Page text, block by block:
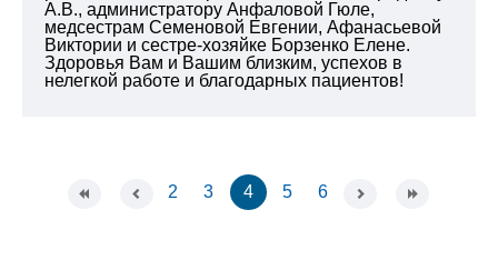
А.В., администратору Анфаловой Гюле,
медсестрам Семеновой Евгении, Афанасьевой
Виктории и сестре-хозяйке Борзенко Елене.
Здоровья Вам и Вашим близким, успехов в
нелегкой работе и благодарных пациентов!
2 3 4 5 6